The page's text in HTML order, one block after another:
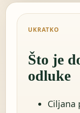
UKRATKO
Što je
odluke
Ciljana